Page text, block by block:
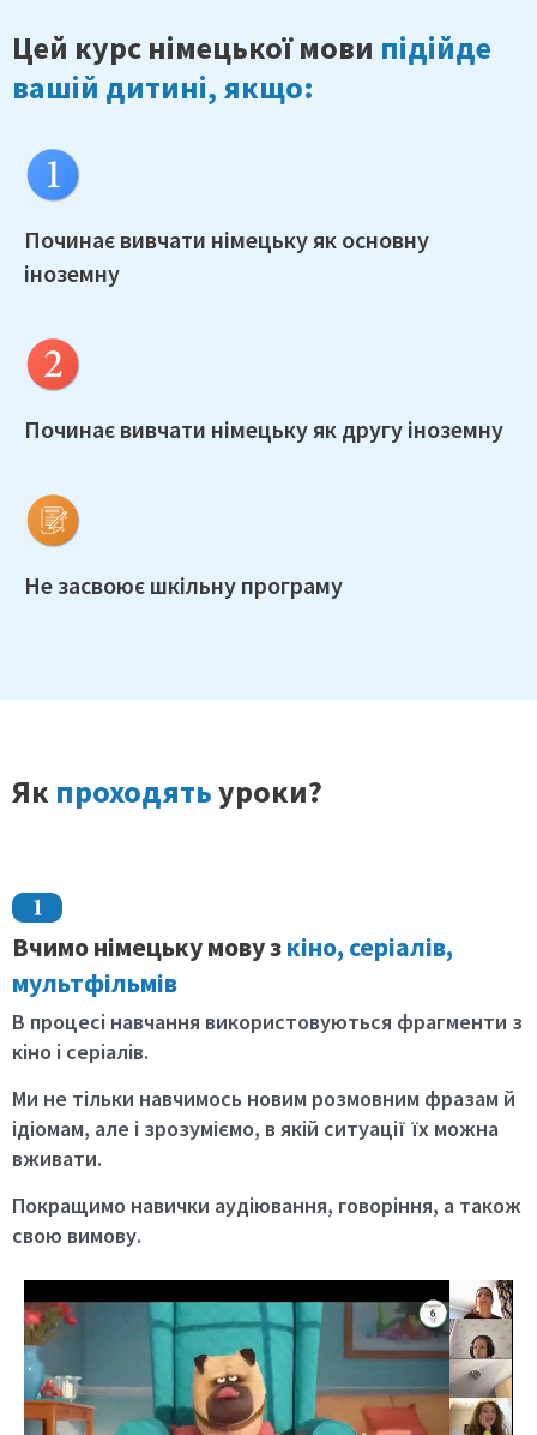
Цей курс німецької мови підійде
вашій дитині, якщо:
Починає вивчати німецьку як основну
іноземну
Починає вивчати німецьку як другу іноземну
Не засвоює шкільну програму
Як проходятьуроки?
Вчимо німецьку мову зкіно, серіалів,
мультфільмів
В процесі навчання використовуються фрагменти з
кіно і серіалів.
Ми не тільки навчимось новим розмовним фразам й
ідіомам, але і зрозуміємо, в якій ситуації їх можна
вживати.
Покращимо навички аудіювання, говоріння, а також
свою вимову.